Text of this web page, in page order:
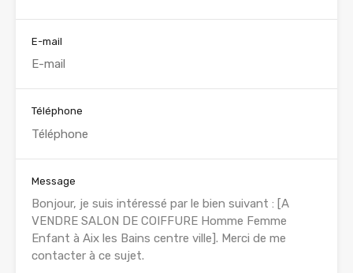
E-mail
Téléphone
Message